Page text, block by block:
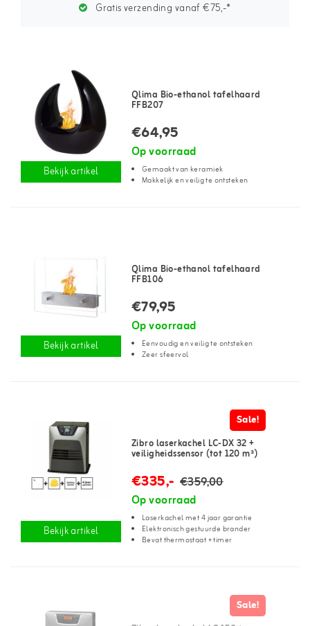
Gratis verzending vanaf €75,-*
Bekijk artikel
Qlima Bio-ethanol tafelhaard
FFB207
€64,95
Op voorraad
Gemaakt van keramiek
Makkelijk en veilig te ontsteken
Bekijk artikel
Qlima Bio-ethanol tafelhaard
FFB106
€79,95
Op voorraad
Eenvoudig en veilig te ontsteken
Zeer sfeervol
Bekijk artikel
Sale!
Zibro laserkachel LC-DX 32 +
veiligheidssensor (tot 120 m³)
€335,- €359,00
Op voorraad
Laserkachel met 4 jaar garantie
Elektronisch gestuurde brander
Bevat thermostaat + timer
Sale!